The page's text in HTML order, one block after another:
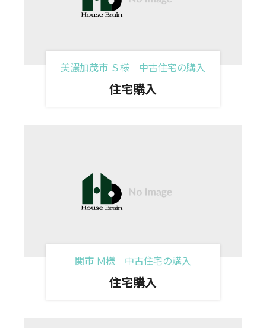
美濃加茂市 Ｓ様 中古住宅の購入
住宅購入
関市 Ｍ様 中古住宅の購入
住宅購入